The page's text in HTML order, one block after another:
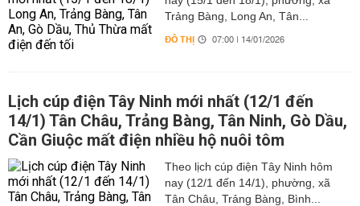
Trảng Bàng, Long An, Tân...
ĐÔ THỊ 07:00 | 14/01/2026
Lịch cúp điện Tây Ninh mới nhất (12/1 đến
14/1) Tân Châu, Trảng Bàng, Tân Ninh, Gò Dầu,
Cần Giuộc mất điện nhiều hộ nuôi tôm
Theo lịch cúp điện Tây Ninh hôm
nay (12/1 đến 14/1), phường, xã
Tân Châu, Trảng Bàng, Bình...